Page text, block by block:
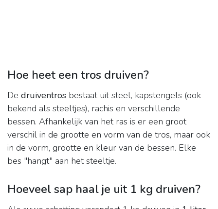
Hoe heet een tros druiven?
De druiventros bestaat uit steel, kapstengels (ook
bekend als steeltjes), rachis en verschillende
bessen. Afhankelijk van het ras is er een groot
verschil in de grootte en vorm van de tros, maar ook
in de vorm, grootte en kleur van de bessen. Elke
bes "hangt" aan het steeltje.
Hoeveel sap haal je uit 1 kg druiven?